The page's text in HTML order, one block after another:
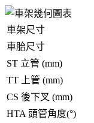
車架尺寸
車胎尺寸
ST 立管 (mm)
TT 上管 (mm)
CS 後下叉 (mm)
HTA 頭管角度(°)